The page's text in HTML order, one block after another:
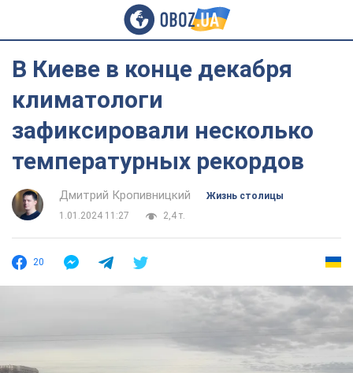
В Киеве в конце декабря
климатологи
зафиксировали несколько
температурных рекордов
Дмитрий Кропивницкий
Жизнь столицы
1.01.2024 11:27
2,4 т.
20